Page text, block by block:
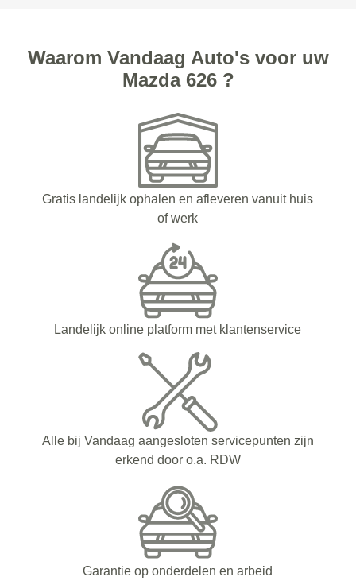
Waarom Vandaag Auto's voor uw
Mazda 626 ?
Gratis landelijk ophalen en afleveren vanuit huis
of werk
Landelijk online platform met klantenservice
Alle bij Vandaag aangesloten servicepunten zijn
erkend door o.a. RDW
Garantie op onderdelen en arbeid